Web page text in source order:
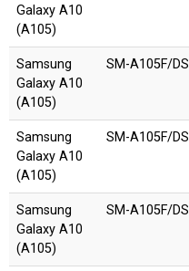
Galaxy A10
(A105)
Samsung
Galaxy A10
(A105)
SM-A105F/DS
Samsung
Galaxy A10
(A105)
SM-A105F/DS
Samsung
Galaxy A10
(A105)
SM-A105F/DS